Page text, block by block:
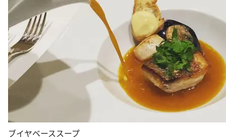
ブイヤベーススープ